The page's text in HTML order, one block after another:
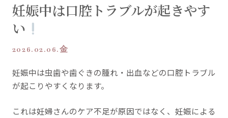
妊娠中は口腔トラブルが起きやす
い
2026.02.06.金
妊娠中は虫歯や歯ぐきの腫れ・出血などの口腔トラブル
が起こりやすくなります。
これは妊婦さんのケア不足が原因ではなく、妊娠による